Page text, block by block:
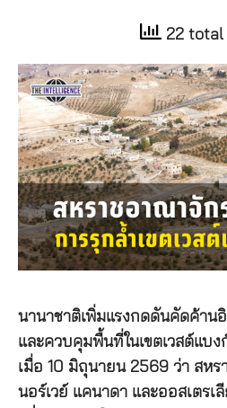
22 total
นานาชาติเพิ่มแรงกดดันคัดค้าน
และควบคุมพื้นที่ในเขตเวสต์แบ
เมื่อ 10 มิถุนายน 2569 ว่า สหร
นอร์เวย์ แคนาดา และออสเตร